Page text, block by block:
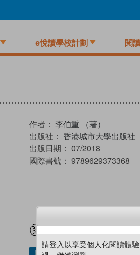
e悅讀學校計劃 閱
作者： 李伯重 （著）
出版社： 香港城市大學出版社
出版日期： 07/2018
國際書號： 9789629373368
請登入以享受個人化閱讀體